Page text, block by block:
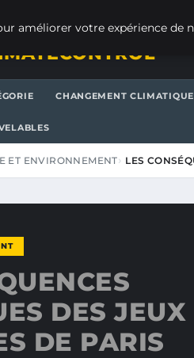
CHANGEMENT CLIMATIQUE
ET ENVIRONNEMENT LES
DES JEUX
DE PARIS
améliorer votre expérience